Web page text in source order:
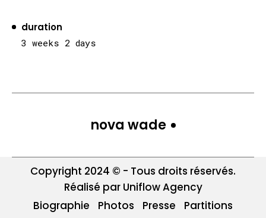
duration
3 weeks 2 days
nova wade
Copyright 2024 © - Tous droits réservés.
Réalisé par Uniflow Agency
Biographie
Photos Presse Partitions